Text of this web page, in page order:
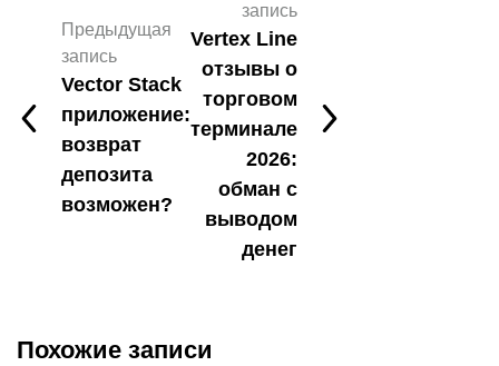
Предыдущая
запись
Vector Stack
приложение:
возврат
депозита
возможен?
запись
Vertex Line
отзывы о
торговом
терминале
2026:
обман с
выводом
денег
Похожие записи